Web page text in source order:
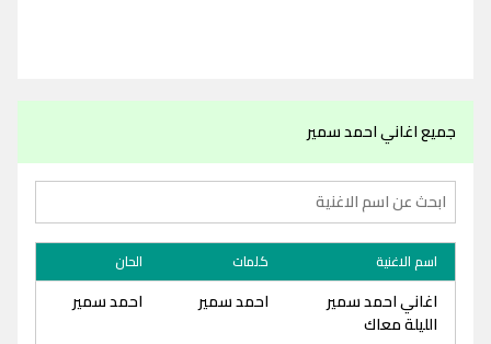
جميع اغاني احمد سمير
اسم الاغنية كلمات الحان
اغاني احمد سمير
الليلة معاك
احمد سمير احمد سمير